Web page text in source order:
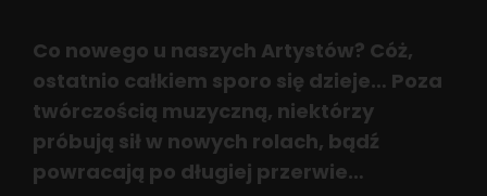
Co nowego u naszych Artystów? Cóż,
ostatnio całkiem sporo się dzieje… Poza
twórczością muzyczną, niektórzy
próbują sił w nowych rolach, bądź
powracają po długiej przerwie…